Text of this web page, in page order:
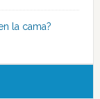
la cama?